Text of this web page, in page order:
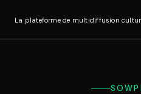
La plateforme de multidiffusion